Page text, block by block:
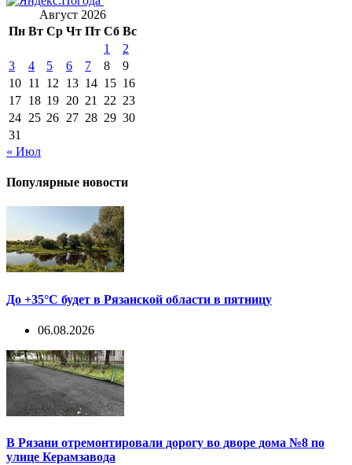
Август 2026
Пн Вт Ср Чт Пт Сб Вс
1
2
3
4 5 6 7 8
9
10 11 12 13 14 15 16
17 18 19 20 21 22 23
24 25 26 27 28 29 30
31
« Июл
Популярные новости
До +35°С будет в Рязанской области в пятницу
06.08.2026
В Рязани отремонтировали дорогу во дворе дома №8 по
улице Керамзавода